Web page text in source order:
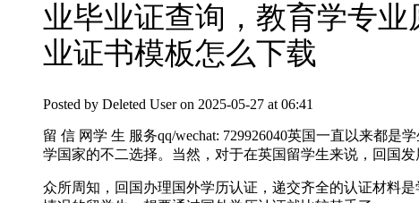
业毕业证查询，教育学专
业证书模板怎么下载
Posted by Deleted User on 2025-05-27 at 06:41
留 信 网学 生 服务qq/wechat: 729926040英国一直以来都
学国家的不二选择。当然，对于在英国留学生来说，回国
众所周知，回国办理国外学历认证，递交齐全的认证材料